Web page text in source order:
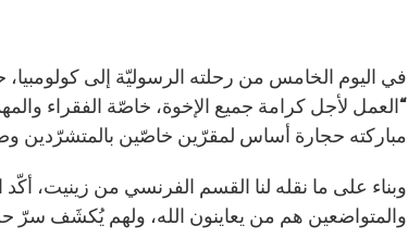
في اليوم الخامس من رحلته الرسوليّة إلى كولومبيا،
“العمل لأجل كرامة جميع الإخوة، خاصّة الفقراء
مباركته حجارة أساس لمقرّين خاصّين بالمتشرّدين
وبناء على ما نقله لنا القسم الفرنسي من زينيت، أكّد
والمتواضعين هم من يعاينون الله، ولهم يُكشَف سرّ